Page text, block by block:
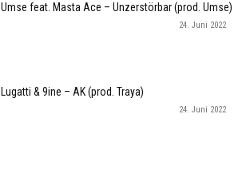
Umse feat. Masta Ace – Unzerstörbar (prod. Umse)
24. Juni 2022
Lugatti & 9ine – AK (prod. Traya)
24. Juni 2022